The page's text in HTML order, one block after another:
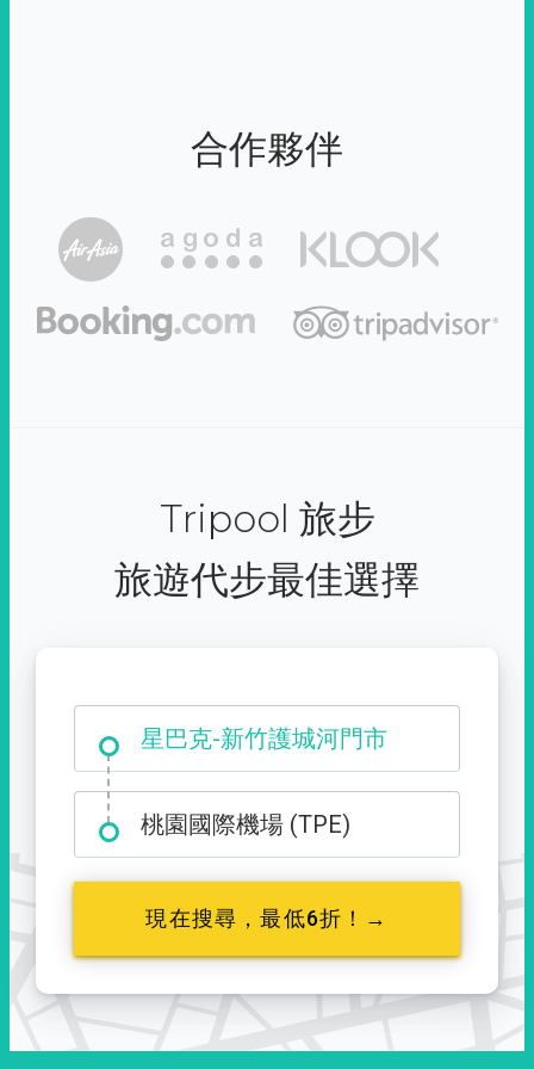
合作夥伴
Tripool 旅步
旅遊代步最佳選擇
星巴克-新竹護城河門市
大霸尖山登山口
桃園國際機場 (TPE)
現在搜尋，最低6折！→